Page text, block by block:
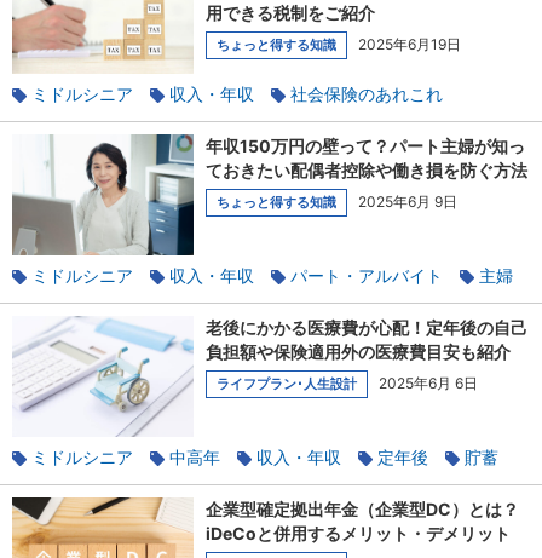
用できる税制をご紹介
ちょっと得する知識 2025年6月19日
ミドルシニア 収入・年収
社会保険のあれこれ
子育て
年収150万円の壁って？パート主婦が知っ
ておきたい配偶者控除や働き損を防ぐ方法
ちょっと得する知識 2025年6月 9日
ミドルシニア 収入・年収 パート・アルバイト
主婦
使える税金の知識
老後にかかる医療費が心配！定年後の自己
負担額や保険適用外の医療費目安も紹介
ライフプラン･人生設計 2025年6月 6日
ミドルシニア 中高年 収入・年収 定年後
貯蓄
健康
高齢化社会
企業型確定拠出年金（企業型DC）とは？
iDeCoと併用するメリット・デメリット